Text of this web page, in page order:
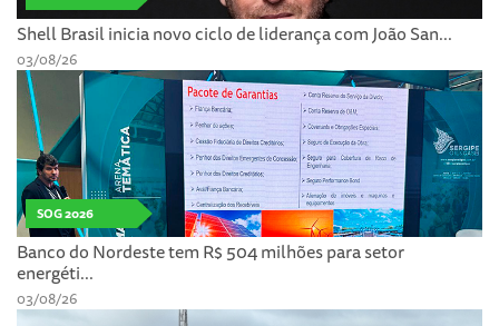
Shell Brasil inicia novo ciclo de liderança com João San...
03/08/26
SOG 2026
Banco do Nordeste tem R$ 504 milhões para setor
energéti...
03/08/26